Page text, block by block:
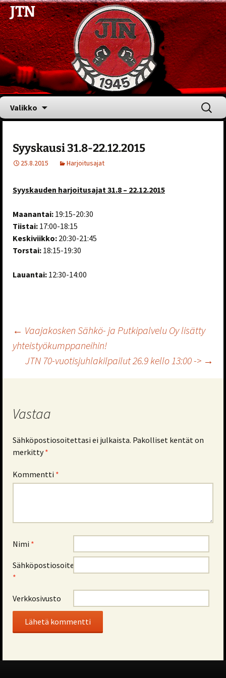
JTN
Valikko Haku:
Syyskausi 31.8-22.12.2015
25.8.2015 Harjoitusajat
Syyskauden harjoitusajat 31.8 – 22.12.2015
Maanantai: 19:15-20:30
Tiistai: 17:00-18:15
Keskiviikko: 20:30-21:45
Torstai: 18:15-19:30
Lauantai: 12:30-14:00
Artikkelien
selaus
← Vaajakosken Sähkö- ja Putkipalvelu Oy lisätty
yhteistyökumppaneihin!
JTN 70-vuotisjuhlakilpailut 26.9 kello 13:00 -> →
Vastaa
Sähköpostiosoitettasi ei julkaista. Pakolliset kentät on
merkitty*
Kommentti *
Nimi *
Sähköpostiosoite
*
Verkkosivusto